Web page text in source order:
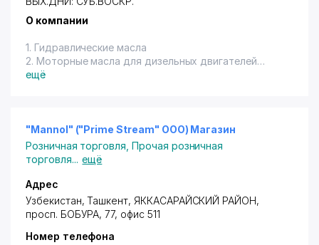
О компании
1. Гидравлические масла
2. Моторные масла для дизельных двигателей
3. Пластичные смазки
ещё
"Mannol" ("Prime Stream" OOO) Магазин
Розничная торговля ,Прочая розничная
торговля... ещё
Адрес
Узбекистан,Ташкент, ЯККАСАРАЙСКИЙ РАЙОН,
просп. БОБУРА, 77, офис 511
Номер телефона